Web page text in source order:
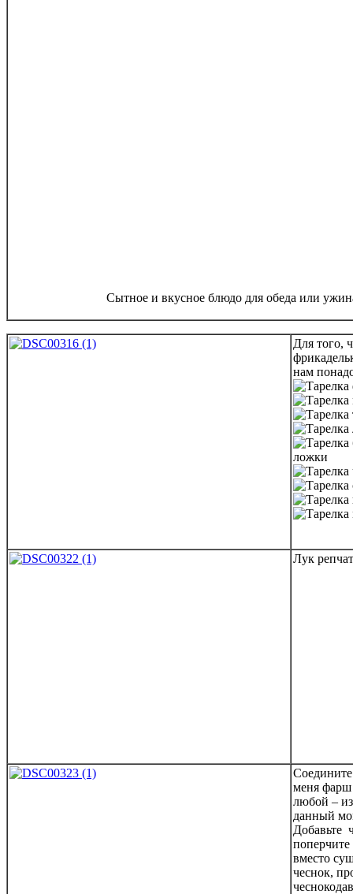
Сытное и вкусное блюдо для обеда или
Для того,
нам
ложки
Лук
меня
любой – из
данный
Добавьте
вместо
чеснок,